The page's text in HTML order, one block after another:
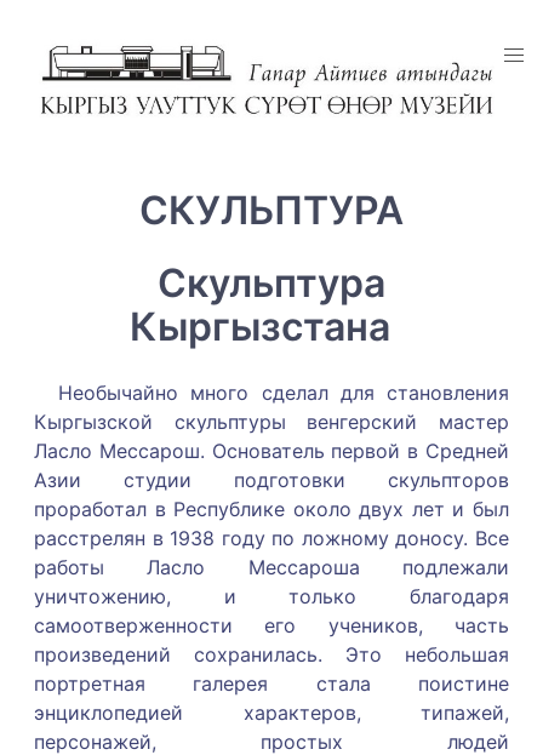
СКУЛЬПТУРА
Скульптура
Кыргызстана
Необычайно много сделал для становления
Кыргызской скульптуры венгерский мастер
Ласло Мессарош. Основатель первой в Средней
Азии студии подготовки скульпторов
проработал в Республике около двух лет и был
расстрелян в 1938 году по ложному доносу. Все
работы Ласло Мессароша подлежали
уничтожению, и только благодаря
самоотверженности его учеников, часть
произведений сохранилась. Это небольшая
портретная галерея стала поистине
энциклопедией характеров, типажей,
персонажей, простых людей